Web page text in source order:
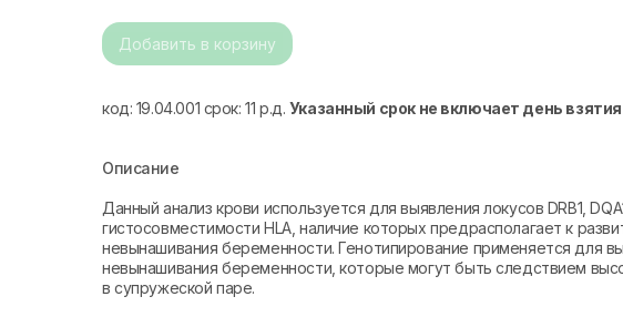
Добавить в корзину
код: 19.04.001 срок: 11 р.д. Указанный срок не включает день
Описание
Данный анализ крови используется для выявления локусов DRB1,
гистосовместимости HLA, наличие которых предрасполагает к
невынашивания беременности. Генотипирование применяется для
невынашивания беременности, которые могут быть следствием
в супружеской паре.